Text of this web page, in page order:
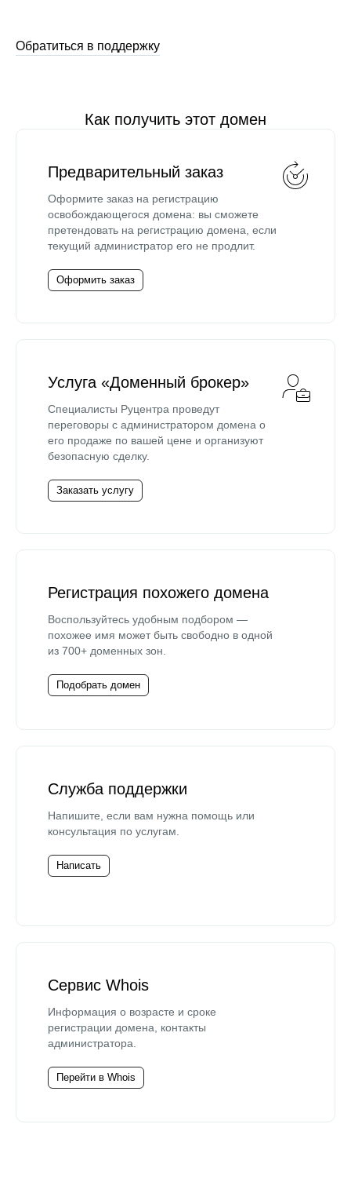
Обратиться в поддержку
Как получить этот домен
Предварительный заказ
Оформите заказ на регистрацию
освобождающегося домена: вы сможете
претендовать на регистрацию домена, если
текущий администратор его не продлит.
Оформить заказ
Услуга «Доменный брокер»
Специалисты Руцентра проведут
переговоры с администратором домена о
его продаже по вашей цене и организуют
безопасную сделку.
Заказать услугу
Регистрация похожего домена
Воспользуйтесь удобным подбором —
похожее имя может быть свободно в одной
из 700+ доменных зон.
Подобрать домен
Служба поддержки
Напишите, если вам нужна помощь или
консультация по услугам.
Написать
Сервис Whois
Информация о возрасте и сроке
регистрации домена, контакты
администратора.
Перейти в Whois